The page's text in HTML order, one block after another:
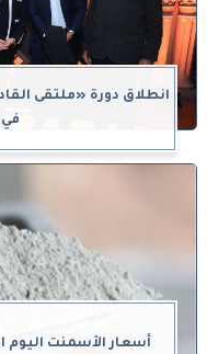
انطلاق دورة «ملتقى
في
أسعار الأسمنت اليوم السبت 21-9-2024 في